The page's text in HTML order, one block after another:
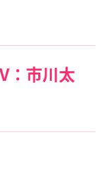
：市川太